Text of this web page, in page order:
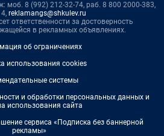
моб. 8 (992) 212-32-74, раб. 8 800 2000-383,
reklamangs@shkulev.ru
ответственности за достоверность
в рекламных объявлениях.
об ограничениях
использования cookies
системы
и обработки персональных данных и
использования сайта
сервиса «Подписка без баннерной
рекламы»